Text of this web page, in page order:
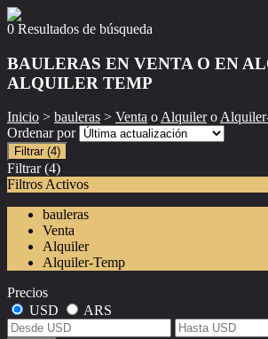
0 Resultados de búsqueda
BAULERAS EN VENTA O EN
ALQUILER TEMP
Inicio > bauleras > Venta oAlquilero
Ordenar por
Filtrar (4)
Filtrar (4)
Filtros Activos
bauleras
Venta
Alquiler
Alquiler-Temp
Precios
USD
ARS